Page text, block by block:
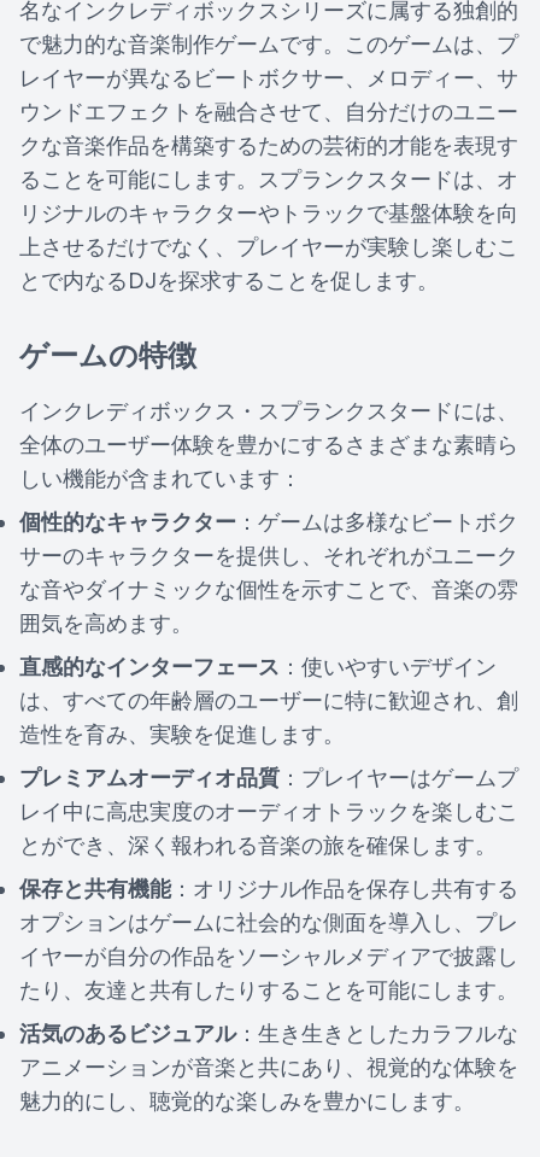
名なインクレディボックスシリーズに属する独創的
で魅力的な音楽制作ゲームです。このゲームは、プ
レイヤーが異なるビートボクサー、メロディー、サ
ウンドエフェクトを融合させて、自分だけのユニー
クな音楽作品を構築するための芸術的才能を表現す
ることを可能にします。スプランクスタードは、オ
リジナルのキャラクターやトラックで基盤体験を向
上させるだけでなく、プレイヤーが実験し楽しむこ
とで内なるDJを探求することを促します。
ゲームの特徴
インクレディボックス・スプランクスタードには、
全体のユーザー体験を豊かにするさまざまな素晴ら
しい機能が含まれています：
個性的なキャラクター ：ゲームは多様なビートボク
サーのキャラクターを提供し、それぞれがユニーク
な音やダイナミックな個性を示すことで、音楽の雰
囲気を高めます。
直感的なインターフェース ：使いやすいデザイン
は、すべての年齢層のユーザーに特に歓迎され、創
造性を育み、実験を促進します。
プレミアムオーディオ品質 ：プレイヤーはゲームプ
レイ中に高忠実度のオーディオトラックを楽しむこ
とができ、深く報われる音楽の旅を確保します。
保存と共有機能：オリジナル作品を保存し共有する
オプションはゲームに社会的な側面を導入し、プレ
イヤーが自分の作品をソーシャルメディアで披露し
たり、友達と共有したりすることを可能にします。
活気のあるビジュアル：生き生きとしたカラフルな
アニメーションが音楽と共にあり、視覚的な体験を
魅力的にし、聴覚的な楽しみを豊かにします。